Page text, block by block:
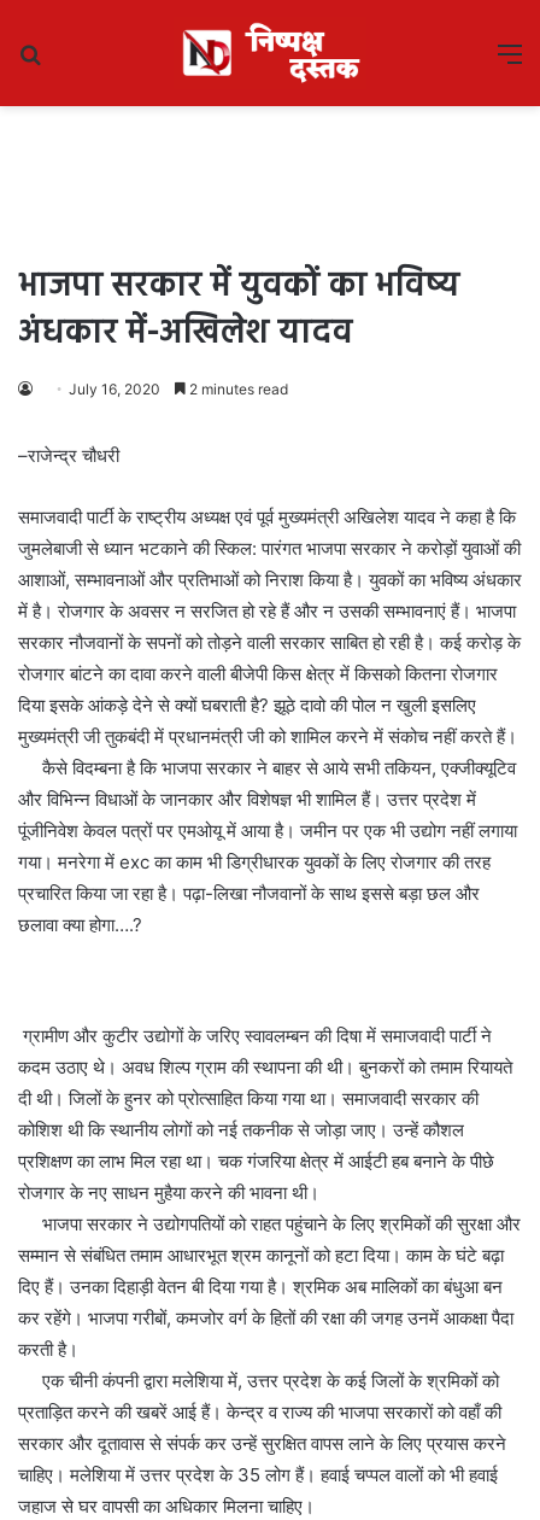
भाजपा सरकार में युवकों का भविष्य
अंधकार में-अखिलेश यादव
July 16, 2020 2 minutes read
–राजेन्द्र चौधरी
समाजवादी पार्टी के राष्ट्रीय अध्यक्ष एवं पूर्व मुख्यमंत्री अखिलेश यादव ने कहा है कि
जुमलेबाजी से ध्यान भटकाने की स्किल: पारंगत भाजपा सरकार ने करोड़ों युवाओं की
आशाओं, सम्भावनाओं और प्रतिभाओं को निराश किया है। युवकों का भविष्य अंधकार
में है। रोजगार के अवसर न सरजित हो रहे हैं और न उसकी सम्भावनाएं हैं। भाजपा
सरकार नौजवानों के सपनों को तोड़ने वाली सरकार साबित हो रही है। कई करोड़ के
रोजगार बांटने का दावा करने वाली बीजेपी किस क्षेत्र में किसको कितना रोजगार
दिया इसके आंकड़े देने से क्यों घबराती है? झूठे दावो की पोल न खुली इसलिए
मुख्यमंत्री जी तुकबंदी में प्रधानमंत्री जी को शामिल करने में संकोच नहीं करते हैं।
कैसे विदम्बना है कि भाजपा सरकार ने बाहर से आये सभी तकियन, एक्जीक्यूटिव
और विभिन्न विधाओं के जानकार और विशेषज्ञ भी शामिल हैं। उत्तर प्रदेश में
पूंजीनिवेश केवल पत्रों पर एमओयू में आया है। जमीन पर एक भी उद्योग नहीं लगाया
गया। मनरेगा में exc का काम भी डिग्रीधारक युवकों के लिए रोजगार की तरह
प्रचारित किया जा रहा है। पढ़ा-लिखा नौजवानों के साथ इससे बड़ा छल और
छलावा क्या होगा….?
ग्रामीण और कुटीर उद्योगों के जरिए स्वावलम्बन की दिषा में समाजवादी पार्टी ने
कदम उठाए थे। अवध शिल्प ग्राम की स्थापना की थी। बुनकरों को तमाम रियायते
दी थी। जिलों के हुनर को प्रोत्साहित किया गया था। समाजवादी सरकार की
कोशिश थी कि स्थानीय लोगों को नई तकनीक से जोड़ा जाए। उन्हें कौशल
प्रशिक्षण का लाभ मिल रहा था। चक गंजरिया क्षेत्र में आईटी हब बनाने के पीछे
रोजगार के नए साधन मुहैया करने की भावना थी।
भाजपा सरकार ने उद्योगपतियों को राहत पहुंचाने के लिए श्रमिकों की सुरक्षा और
सम्मान से संबंधित तमाम आधारभूत श्रम कानूनों को हटा दिया। काम के घंटे बढ़ा
दिए हैं। उनका दिहाड़ी वेतन बी दिया गया है। श्रमिक अब मालिकों का बंधुआ बन
कर रहेंगे। भाजपा गरीबों, कमजोर वर्ग के हितों की रक्षा की जगह उनमें आकक्षा पैदा
करती है।
एक चीनी कंपनी द्वारा मलेशिया में, उत्तर प्रदेश के कई जिलों के श्रमिकों को
प्रताड़ित करने की खबरें आई हैं। केन्द्र व राज्य की भाजपा सरकारों को वहाँ की
सरकार और दूतावास से संपर्क कर उन्हें सुरक्षित वापस लाने के लिए प्रयास करने
चाहिए। मलेशिया में उत्तर प्रदेश के 35 लोग हैं। हवाई चप्पल वालों को भी हवाई
जहाज से घर वापसी का अधिकार मिलना चाहिए।